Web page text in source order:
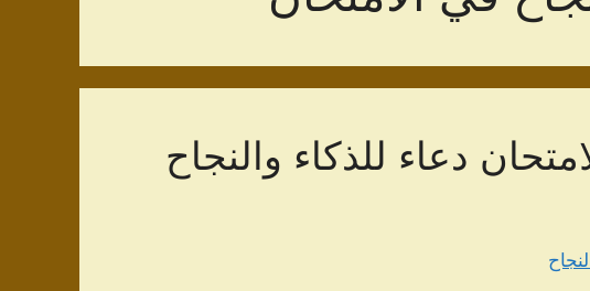
دعاء للذكاء والنجاح